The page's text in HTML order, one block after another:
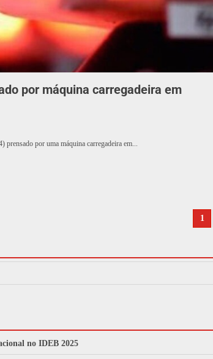
por máquina carregadeira em
prensado por uma máquina carregadeira em...
1
no IDEB 2025